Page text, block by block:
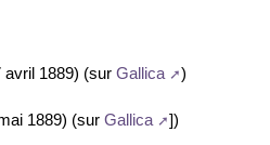
avril 1889) (sur Gallica )
1889) (sur Gallica ])